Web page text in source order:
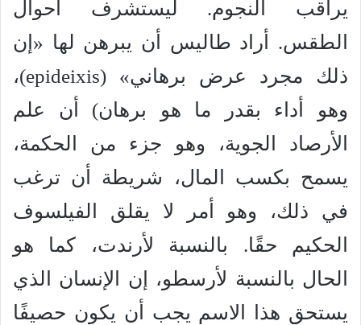
يراقب النجوم. ليستشرف أحوال
الطقس. أراد طاليس أن يبرهن لها «إن
ذلك مجرد عرض برهاني» (epideixis)،
وهو أداء بقدر ما هو برهان) أن علم
الأرصاد الجوية، وهو جزء من الحكمة،
يسمح بكسب المال، شريطة أن ترغب
في ذلك، وهو أمر لا يقلق الفيلسوف
الحكيم حقًا. بالنسبة لأرندت، كما هو
الحال بالنسبة لأرسطو، إن الإنسان الذي
يستحق هذا الاسم يجب أن يكون حصيفًا